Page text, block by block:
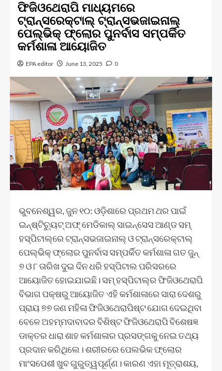
ଫିଜିଓଥେରାପି ମାଧ୍ୟମରେ
ଟ୍ରାନ୍ସରେକ୍ଟାଲ୍ ଟ୍ରାନ୍ସଭଜାଇନାଲ୍
ପେଲ୍‌ଭିକ୍ ଫ୍ଲୋର ପୁନର୍ବାସ ସମ୍ପର୍କିତ
କର୍ମଶାଳା ଆୟୋଜିତ
EPA editor June 13, 2025 0
ଭୁବନେଶ୍ୱର, ଜୁନ ୧୦: ଓଡ଼ିଶାରେ ପ୍ରଥମ ଥର ପାଇଁ
ଇନ୍‌ଷ୍ଟିଚ୍ୟୁଟ୍ ଅଫ୍ ମେଡିକାଲ୍ ସାଇନ୍‌ସେସ ଆଣ୍ଡ ସମ୍
ହସ୍ପିଟାଲ୍‌ରେ ଟ୍ରାନ୍ସଭଜାଇନାଲ୍ ଓ ଟ୍ରାନ୍ସରେକ୍ଟାଲ୍
ପେଲ୍‌ଭିକ୍ ଫ୍ଲୋର ପୁନର୍ବାସ ସମ୍ପର୍କିତ କର୍ମଶାଳା ଗତ ଜୁନ୍
୭ ଓ ୮ ତାରିଖ ଦୁଇ ଦିନ ଧରି ହସ୍ପିଟାଲ ପରିସରରେ
ଆୟୋଜିତ ହୋଇଯାଇଛି। ସମ୍ ହସ୍ପିଟାଲ୍‌ର ଫିଜିଓଥେରାପି
ବିଭାଗ ପକ୍ଷରୁ ଆୟୋଜିତ ଏହି କର୍ମଶାଳାରେ ସାରା ଦେଶରୁ
ପ୍ରାୟ ୭୭ ଜଣ ମହିଳା ଫିଜିଓଥେରାପିଷ୍ଟ ଯୋଗ ଦେଇଥିବା
ବେଳେ ଅହମ୍ମଦାବାଦର ବିଶିଷ୍ଟ ଫିଜିଓଥେରାପି ବିଶେଷଜ୍ଞ
ଡାକ୍ତର ଧାରା ଶାହ କର୍ମଶାଳାର ପ୍ରସଙ୍ଗକୁ ନେଇ ତଥ୍ୟ
ପ୍ରଦାନ କରିଥିଲେ। ଶରୀରରେ ପେଲଭିକ ଫ୍ଲୋର
ମାଂସପେଶୀ ଖୁବ ଗୁରୁତ୍ୱପୂର୍ଣ୍ଣ। କାରଣ ଏହା ମୂତ୍ରାଶୟ,